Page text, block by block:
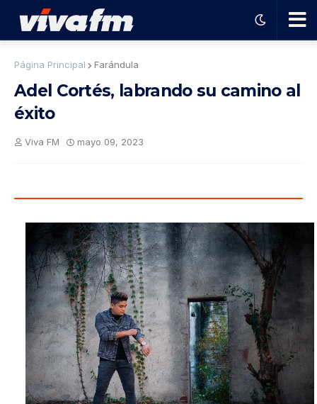
Ha
el
pro
gra
ma
Página Principal Farándula
Adel Cortés, labrando su camino al
éxito
Viva FM mayo 09, 2023